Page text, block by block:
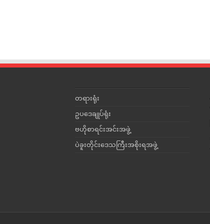
တရားရုံး
ဥပဒေချုပ်ရုံး
ဗဟိုစာရင်းအင်းအဖွဲ့
ပဲခူးတိုင်းဒေသကြီးအစိုးရအဖွဲ့